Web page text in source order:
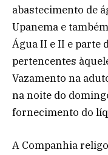
abastecimento de
Upanema e
Água II e II e parte
pertencentes
Vazamento na
na noite do
fornecimento do
A Companhia